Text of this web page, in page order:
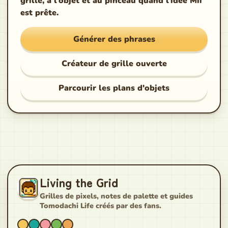
est prête.
Générer des phrases
Créateur de grille ouverte
Parcourir les plans d'objets
Living the Grid
Grilles de pixels, notes de palette et guides
Tomodachi Life créés par des fans.